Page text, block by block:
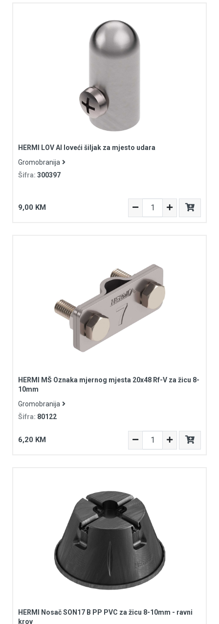
HERMI LOV Al loveći šiljak za mjesto udara
Gromobranija
Šifra: 300397
9,00 KM
HERMI MŠ Oznaka mjernog mjesta 20x48 Rf-V za žicu 8-
10mm
Gromobranija
Šifra: 80122
6,20 KM
HERMI Nosač SON17 B PP PVC za žicu 8-10mm - ravni
krov